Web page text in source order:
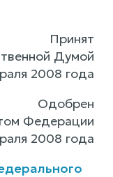
Принят
Думой
2008 года
Одобрен
Федерации
2008 года